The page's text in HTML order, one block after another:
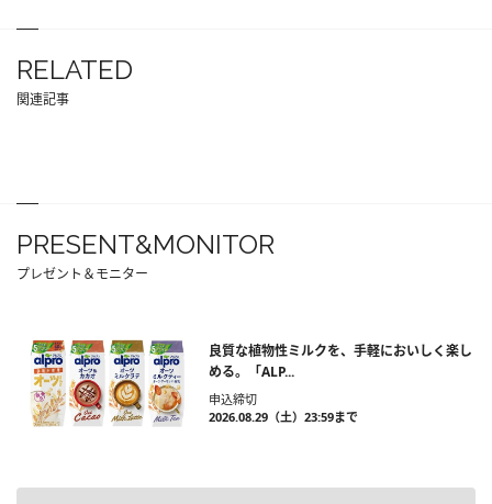
RELATED
関連記事
PRESENT&MONITOR
プレゼント＆モニター
良質な植物性ミルクを、手軽においしく楽し
める。「ALP...
申込締切
2026.08.29（土）23:59まで